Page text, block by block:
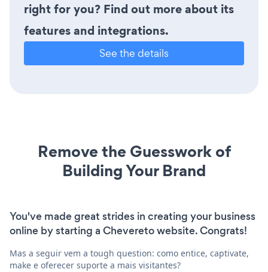
right for you? Find out more about its
features and integrations.
See the details
Remove the Guesswork of
Building Your Brand
You've made great strides in creating your business
online by starting a Chevereto website. Congrats!
Mas a seguir vem a tough question: como entice, captivate,
make e oferecer suporte a mais visitantes?